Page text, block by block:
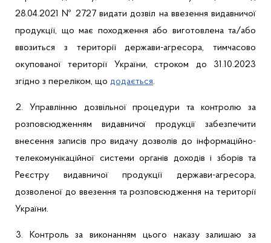
28.04.2021 № 2727 видати дозвіл на ввезення видавничої
продукції, що має походження або виготовлена та/або
ввозиться з території держави-агресора, тимчасово
окупованої території України, строком до 31.10.2023
згідно з переліком, що додається.
2. Управліннюдозвільної процедури та контролю за
розповсюдженням видавничої продукціїзабезпечити
внесення записів про видачу дозволів до інформаційно-
телекомунікаційної системи органів доходів і зборів та
Реєстру видавничої продукції держави-агресора,
дозволеної до ввезення та розповсюдження на території
України.
3.
Контроль за виконанням цього наказу залишаю за